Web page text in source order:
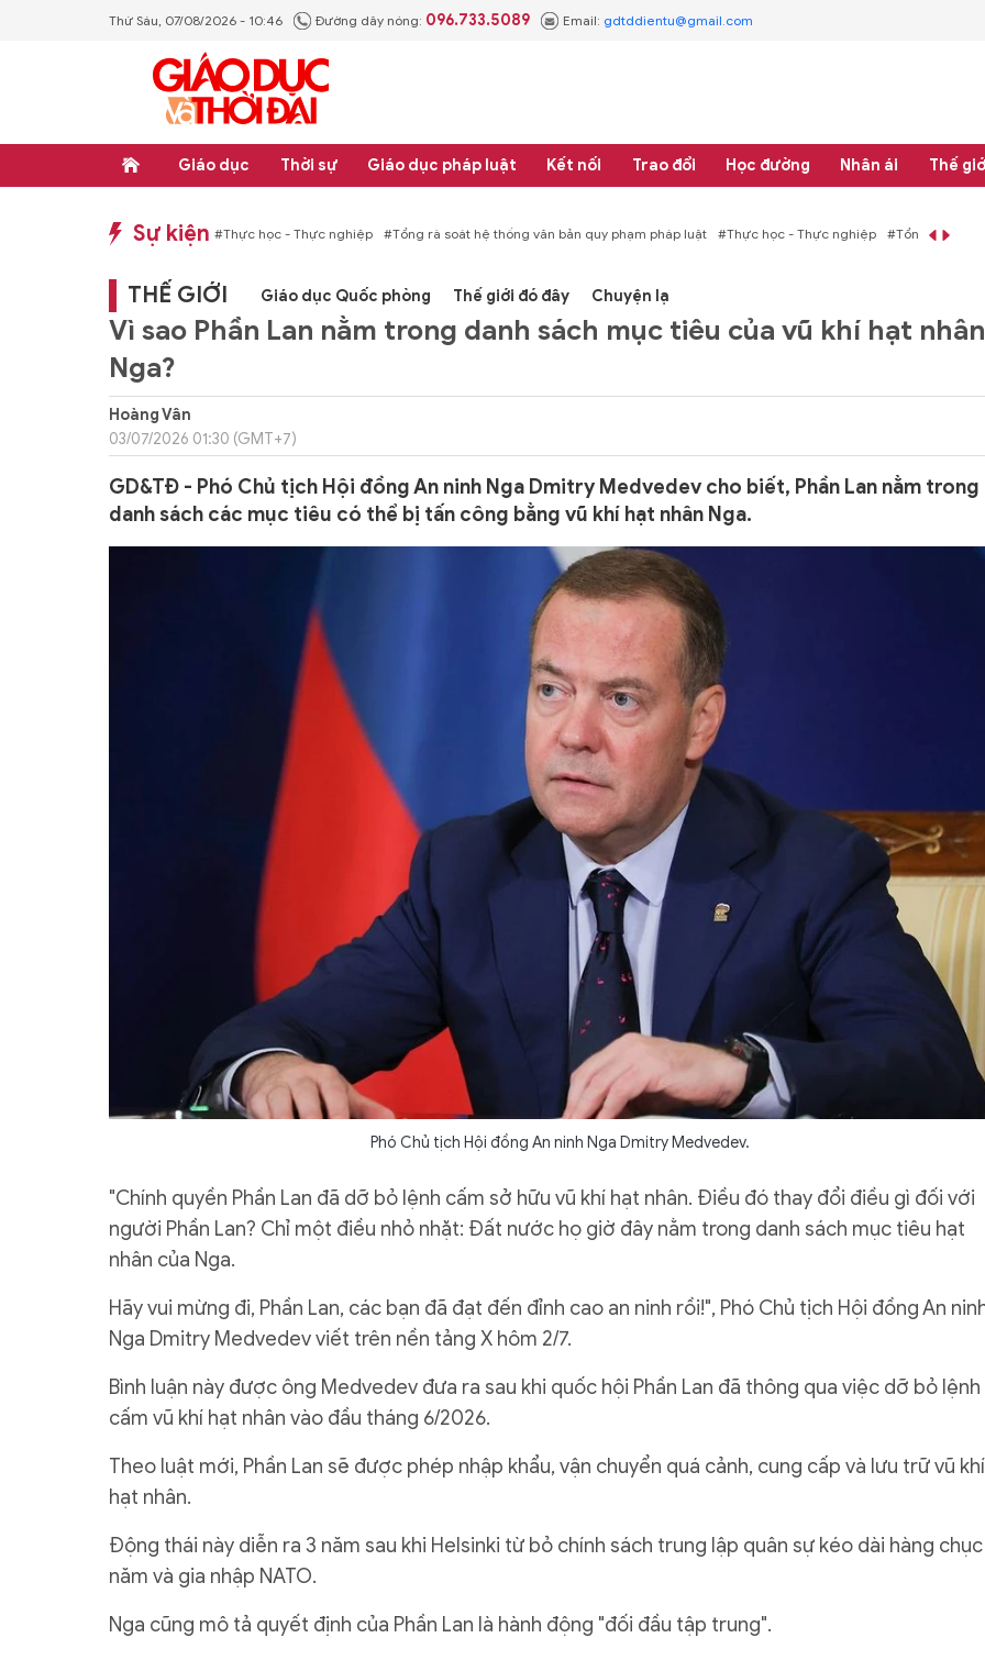
Thứ Sáu, 07/08/2026 - 10:46 Đường dây nóng: 096.733.5089 Email: gdtddientu@gmail.com
Giáo dục Thời sự Giáo dục pháp luật Kết nối Trao đổi Học đường Nhân ái Thế
Sự kiện
văn bản quy phạm pháp luật #Thực học - Thực nghiệp #Tổng rà soát hệ thống văn bản quy phạm pháp luật #Thực học - Thực nghiệp #Tổng rà soát hệ
THẾ GIỚI Giáo dục Quốc phòng Thế giới đó đây Chuyện lạ
Vì sao Phần Lan nằm trong danh sách mục tiêu của vũ khí hạt nhân
Nga?
Hoàng Vân
03/07/2026 01:30 (GMT+7)
GD&TĐ - Phó Chủ tịch Hội đồng An ninh Nga Dmitry Medvedev cho biết, Phần Lan nằm trong
danh sách các mục tiêu có thể bị tấn công bằng vũ khí hạt nhân Nga.
Phó Chủ tịch Hội đồng An ninh Nga Dmitry Medvedev.
"Chính quyền Phần Lan đã dỡ bỏ lệnh cấm sở hữu vũ khí hạt nhân. Điều đó thay đổi điều gì đối với
người Phần Lan? Chỉ một điều nhỏ nhặt: Đất nước họ giờ đây nằm trong danh sách mục tiêu hạt
nhân của Nga.
Hãy vui mừng đi, Phần Lan, các bạn đã đạt đến đỉnh cao an ninh rồi!", Phó Chủ tịch Hội đồng An
Nga Dmitry Medvedev viết trên nền tảng X hôm 2/7.
Bình luận này được ông Medvedev đưa ra sau khi quốc hội Phần Lan đã thông qua việc dỡ bỏ lệnh
cấm vũ khí hạt nhân vào đầu tháng 6/2026.
Theo luật mới, Phần Lan sẽ được phép nhập khẩu, vận chuyển quá cảnh, cung cấp và lưu trữ vũ khí
hạt nhân.
Động thái này diễn ra 3 năm sau khi Helsinki từ bỏ chính sách trung lập quân sự kéo dài hàng chục
năm và gia nhập NATO.
Nga cũng mô tả quyết định của Phần Lan là hành động "đối đầu tập trung".